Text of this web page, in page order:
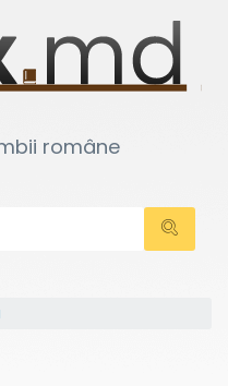
române